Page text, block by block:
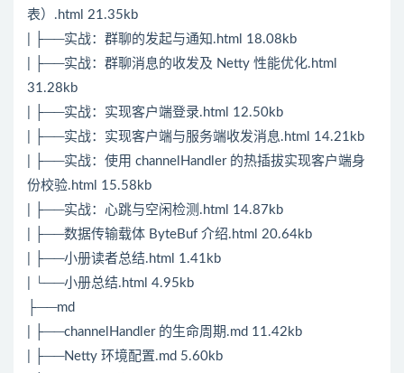
表）.html 21.35kb
| ├──实战：群聊的发起与通知.html 18.08kb
| ├──实战：群聊消息的收发及 Netty 性能优化.html
31.28kb
| ├──实战：实现客户端登录.html 12.50kb
| ├──实战：实现客户端与服务端收发消息.html 14.21kb
| ├──实战：使用 channelHandler 的热插拔实现客户端身
份校验.html 15.58kb
| ├──实战：心跳与空闲检测.html 14.87kb
| ├──数据传输载体 ByteBuf 介绍.html 20.64kb
| ├──小册读者总结.html 1.41kb
| └──小册总结.html 4.95kb
├──md
| ├──channelHandler 的生命周期.md 11.42kb
| ├──Netty 环境配置.md 5.60kb